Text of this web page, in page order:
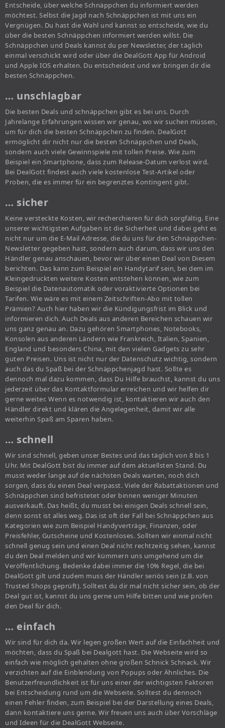
Entscheide, über welche Schnäppchen du informiert werden
möchtest. Selbst die Jagd nach Schnäppchen ist mit uns ein
Vergnügen. Du hast die Wahl und kannst so entscheide, wie du
über die besten Schnäppchen informiert werden willst. Die
Schnäppchen und Deals kannst du per Newsletter, der täglich
einmal verschickt wird oder über die DealGott App für Android
und Apple IOS erhalten. Du entscheidest und wir bringen dir die
besten Schnäppchen.
… unschlagbar
Die besten Deals und schnäppchen gibt es bei uns. Durch
Jahrelange Erfahrungen wissen wir genau, wo wir suchen müssen,
um für dich die besten Schnäppchen zu finden. DealGott
ermöglicht dir nicht nur die besten Schnäppchen und Deals,
sondern auch viele Gewinnspiele mit tollen Preise. Wie zum
Beispiel ein Smartphone, dass zum Release-Datum verlost wird.
Bei DealGott findest auch viele kostenlose Test-Artikel oder
Proben, die es immer für ein begrenztes Kontingent gibt.
… sicher
Keine versteckte Kosten, wir recherchieren für dich sorgfältig. Eine
unserer wichtigsten Aufgaben ist die Sicherheit und dabei geht es
nicht nur um die E-Mail Adresse, die du uns für den Schnäppchen-
Newsletter gegeben hast, sondern auch darum, dass wir uns den
Händler genau anschauen, bevor wir über einen Deal von Diesem
berichten. Das kann zum Beispiel ein Handytarif sein, bei dem im
Kleingedruckten weitere Kosten entstehen können, wie zum
Beispiel die Datenautomatik oder voraktivierte Optionen bei
Tarifen. Wie wäre es mit einem Zeitschriften-Abo mit tollen
Prämien? Auch hier haben wir die Kündigungsfrist im Blick und
informieren dich. Auch Deals aus anderen Bereichen schauen wir
uns ganz genau an. Dazu gehören Smartphones, Notebooks,
Konsolen aus anderen Ländern wie Frankreich, Italien, Spanien,
England und besonders China, mit den vielen Gadgets zu sehr
guten Preisen. Uns ist nicht nur der Datenschutz wichtig, sondern
auch das du Spaß bei der Schnäppchenjagd hast. Sollte es
dennoch mal dazu kommen, dass Du Hilfe brauchst, kannst du uns
jederzeit über das Kontaktformular erreichen und wir helfen dir
gerne weiter. Wenn es notwendig ist, kontaktieren wir auch den
Händler direkt und klären die Angelegenheit, damit wir alle
weiterhin Spaß am Sparen haben.
… schnell
Wir sind schnell, geben unser Bestes und das täglich von 8 bis 1
Uhr. Mit DealGott bist du immer auf dem aktuellsten Stand. Du
musst weder lange auf die nächsten Deals warten, noch dich
sorgen, dass du einen Deal verpasst. Viele der Rabattaktionen und
Schnäppchen sind befristetet oder binnen weniger Minuten
ausverkauft. Das heißt, du musst bei einigen Deals schnell sein,
denn sonst ist alles weg. Das ist oft der Fall bei Schnäppchen aus
Kategorien wie zum Beispiel Handyverträge, Finanzen, oder
Preisfehler, Gutscheine und Kostenloses. Sollten wir einmal nicht
schnell genug sein und einen Deal nicht rechtzeitig sehen, kannst
du den Deal melden und wir kümmern uns umgehend um die
Veröffentlichung. Bedenke dabei immer die 10% Regel, die bei
DealGott gilt und zudem muss der Händler seriös sein (z.B. von
Trusted Shops geprüft). Solltest du dir mal nicht sicher sein, ob der
Deal gut ist, kannst du uns gerne um Hilfe bitten und wie prüfen
den Deal für dich.
… einfach
Wir sind für dich da. Wir legen großen Wert auf die Einfachheit und
möchten, dass du Spaß bei Dealgott hast. Die Webseite wird so
einfach wie möglich gehalten ohne großen Schnick Schnack. Wir
verzichten auf die Einblendung von Popups oder Ähnliches. Die
Benutzerfreundlichkeit ist für uns einer der wichtigsten Faktoren
bei Entscheidung rund um die Webseite. Solltest du dennoch
einen Fehler finden, zum Beispiel bei der Darstellung eines Deals,
dann kontaktiere uns gerne. Wir freuen uns auch über Vorschläge
und Ideen für die DealGott Webseite.